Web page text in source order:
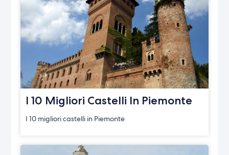
I 10 Migliori Castelli In Piemonte
I 10 migliori castelli in Piemonte